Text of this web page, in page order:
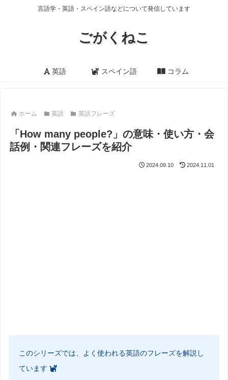
言語学・英語・スペイン語などについて発信しています
ごがくねこ
英語 スペイン語 コラム
ホーム 英語 英語フレーズ
「How many people?」の意味・使い方・会
話例・関連フレーズを紹介
2024.09.10 2024.11.01
このシリーズでは、よく使われる英語のフレーズを解説し
ています